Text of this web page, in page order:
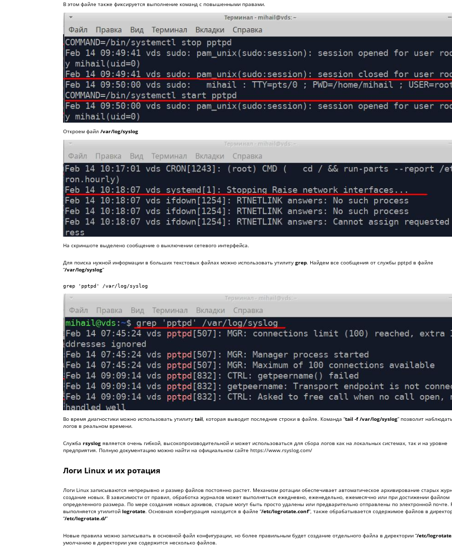
В этом файле также фиксируется выполнение команд с повышенными правами.
Откроем файл /var/log/syslog
На скриншоте выделено сообщение о выключении сетевого интерфейса.
Для поиска нужной информации в больших текстовых файлах можно использовать утилиту grep. Найдем все сообщения от службы pptpd в файле
“/var/log/syslog”
grep 'pptpd' /var/log/syslog
Во время диагностики можно использовать утилиту tail, которая выводит последние строки в файле. Команда “tail -f /var/log/syslog” позволит
логов в реальном времени.
Служба rsyslogявляется очень гибкой, высокопроизводительной и может использоваться для сбора логов как на локальных системах, так и на уровне
предприятия. Полную документацию можно найти на официальном сайте https://www.rsyslog.com/
Логи Linux и их ротация
Логи Linux записываются непрерывно и размер файлов постоянно растет. Механизм ротации обеспечивает автоматическое архивирование старых
создание новых. В зависимости от правил, обработка журналов может выполняться ежедневно, еженедельно, ежемесячно или при достижении файлом
определенного размера. По мере создания новых архивов, старые могут быть просто удалены или предварительно отправлены по электронной почте.
выполняется утилитой logrotate. Основная конфигурация находится в файле “/etc/logrotate.conf”, также обрабатывается содержимое файлов в
“/etc/logrotate.d/”
Новые правила можно записывать в основной файл конфигурации, но более правильным будет создание отдельного файла в директории “/etc/
умолчанию в директории уже содержится несколько файлов.